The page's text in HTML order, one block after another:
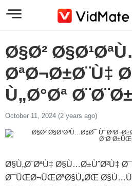
Ø§Ø²
ØªØ¬Ø±Ø¨Ù‡
Ù„Ø°Øª
October 11, 2024 (2 years ago)
Ø§Ù„Ø¨ØªÙ‡ Ø§Ù…Ø±ÙˆØ²Ù‡
Ø¯ÛŒØ¬ÛŒØªØ§Ù„ØŒ